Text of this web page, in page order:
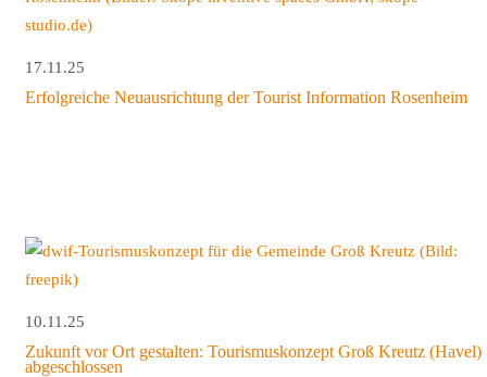
17.11.25
Erfolgreiche Neuausrichtung der Tourist Information Rosenheim
10.11.25
Zukunft vor Ort gestalten: Tourismuskonzept Groß Kreutz (Havel)
abgeschlossen